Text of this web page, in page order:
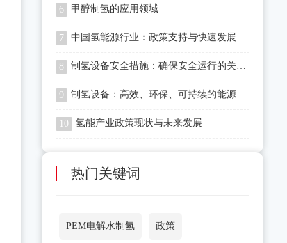
6 甲醇制氢的应用领域
7 中国氢能源行业：政策支持与快速发展
8 制氢设备安全措施：确保安全运行的关键步骤
9 制氢设备：高效、环保、可持续的能源解决方案
10 氢能产业政策现状与未来发展
热门关键词
PEM电解水制氢 政策